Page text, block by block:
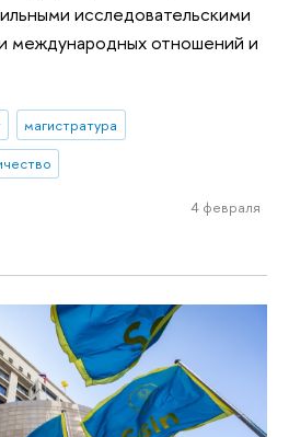
исследовательскими
международных отношений и
магистратура
4 февраля